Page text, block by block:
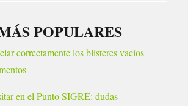
POPULARES
correctamente los blísteres vacíos
en el Punto SIGRE: dudas